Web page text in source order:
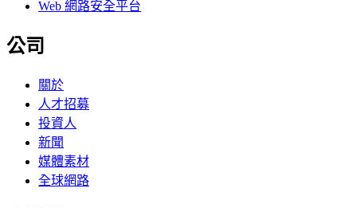
Web 網路安全平台
公司
關於
人才招募
投資人
新聞
媒體素材
全球網路